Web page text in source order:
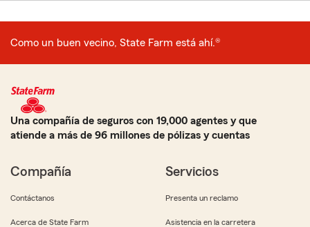
Como un buen vecino, State Farm está ahí.®
Una compañía de seguros con 19,000 agentes y que
atiende a más de 96 millones de pólizas y cuentas
Compañía
Contáctanos
Acerca de State Farm
Servicios
Presenta un reclamo
Asistencia en la carretera